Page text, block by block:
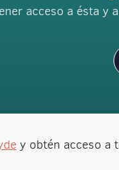
acceso a ésta y
y obtén acceso a